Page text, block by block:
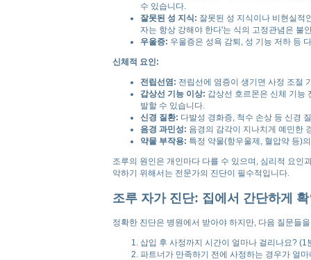
수 있습니다.
잘못된 성 지식: 잘못된 성 지식이나 비현실적
자는 항상 강해야 한다'는 식의 고정관념은 불
우울증: 우울증은 성욕 감퇴, 성 기능 저하 등
신체적 요인:
전립선염: 전립선에 염증이 생기면 사정 조절
갑상선 기능 이상: 갑상선 호르몬은 신체 기능
발할 수 있습니다.
신경 질환: 다발성 경화증, 척수 손상 등 신경
음경 과민성: 음경의 감각이 지나치게 예민한
약물 부작용: 특정 약물(항우울제, 혈압약 등)
조루의 원인은 개인마다 다를 수 있으며, 심리적 요인
악하기 위해서는 전문가의 진단이 필수적입니다.
조루 자가 진단: 집에서 간단하게
정확한 진단은 병원에서 받아야 하지만, 다음 질문들
삽입 후 사정까지 시간이 얼마나 걸리나요?
파트너가 만족하기 전에 사정하는 경우가 얼